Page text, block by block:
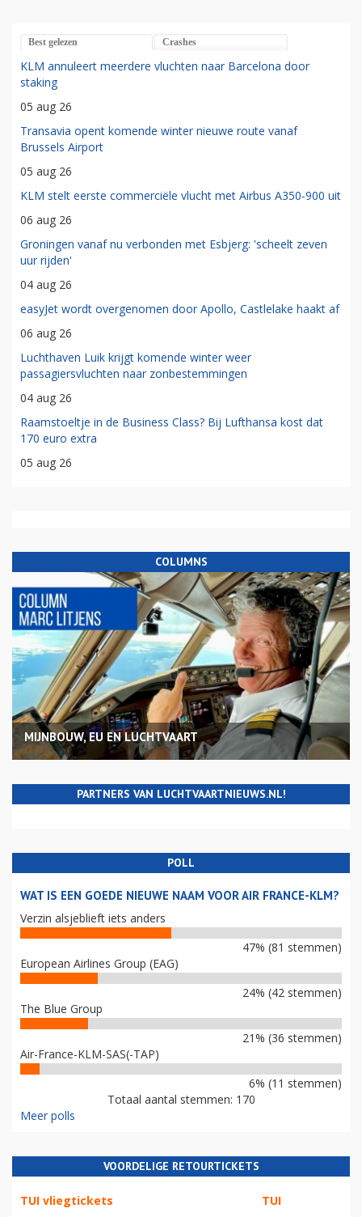
Best gelezen Crashes
KLM annuleert meerdere vluchten naar Barcelona door
staking
05 aug 26
Transavia opent komende winter nieuwe route vanaf
Brussels Airport
05 aug 26
KLM stelt eerste commerciële vlucht met Airbus A350-900 uit
06 aug 26
Groningen vanaf nu verbonden met Esbjerg: 'scheelt zeven
uur rijden'
04 aug 26
easyJet wordt overgenomen door Apollo, Castlelake haakt af
06 aug 26
Luchthaven Luik krijgt komende winter weer
passagiersvluchten naar zonbestemmingen
04 aug 26
Raamstoeltje in de Business Class? Bij Lufthansa kost dat
170 euro extra
05 aug 26
COLUMNS
MIJNBOUW, EU EN LUCHTVAART
PARTNERS VAN LUCHTVAARTNIEUWS.NL!
POLL
WAT IS EEN GOEDE NIEUWE NAAM VOOR AIR FRANCE-KLM?
Verzin alsjeblieft iets anders
47% (81 stemmen)
European Airlines Group (EAG)
24% (42 stemmen)
The Blue Group
21% (36 stemmen)
Air-France-KLM-SAS(-TAP)
6% (11 stemmen)
Totaal aantal stemmen: 170
Meer polls
VOORDELIGE RETOURTICKETS
TUI vliegtickets TUI